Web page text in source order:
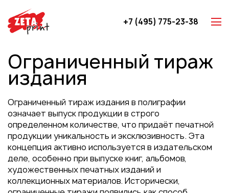
Брошюры
Буклеты
Каталоги
Листовки
Книги
Папки
Календари
+7 (495) 775-23-38
Ограниченный тираж
издания
Ограниченный тираж издания в полиграфии
означает выпуск продукции в строго
определенном количестве, что придаёт печатной
продукции уникальность и эксклюзивность. Эта
концепция активно используется в издательском
деле, особенно при выпуске книг, альбомов,
художественных печатных изданий и
коллекционных материалов. Исторически,